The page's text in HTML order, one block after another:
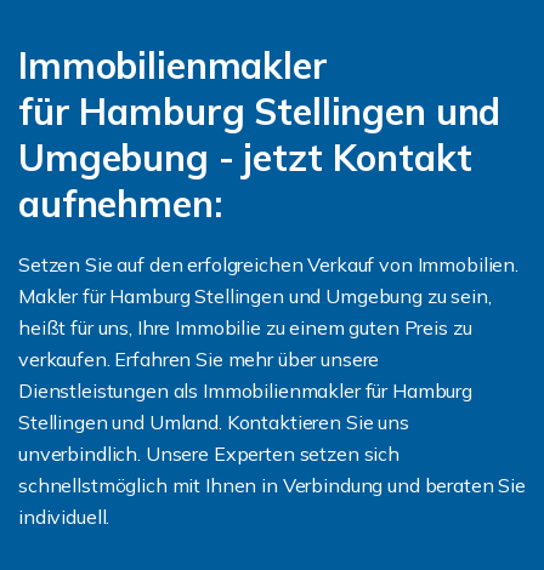
Immobilienmakler
für Hamburg Stellingen und
Umgebung - jetzt Kontakt
aufnehmen:
Setzen Sie auf den erfolgreichen Verkauf von Immobilien.
Makler für Hamburg Stellingen und Umgebung zu sein,
heißt für uns, Ihre Immobilie zu einem guten Preis zu
verkaufen. Erfahren Sie mehr über unsere
Dienstleistungen als Immobilienmakler für Hamburg
Stellingen und Umland. Kontaktieren Sie uns
unverbindlich. Unsere Experten setzen sich
schnellstmöglich mit Ihnen in Verbindung und beraten Sie
individuell.